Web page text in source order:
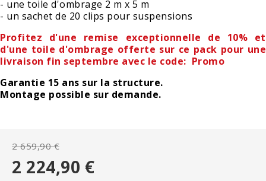
- une toile d'ombrage 2 m x 5 m
- un sachet de 20 clips pour suspensions
Profitez d'une remise exceptionnelle de 10% et
d'une toile d'ombrage offerte sur ce pack pour une
livraison fin septembre avec le code: Promo
Garantie 15 ans sur la structure.
Montage possible sur demande.
2 659,90 €
2 224,90 €